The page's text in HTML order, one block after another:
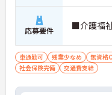
応募要件 ■介護福
車通勤可 残業少なめ 無資格
社会保険完備
交通費支給